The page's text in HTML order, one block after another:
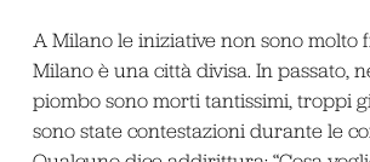
A Milano le iniziative non sono molto
Milano è una città divisa. In passato,
piombo sono morti tantissimi, troppi
sono state contestazioni durante le